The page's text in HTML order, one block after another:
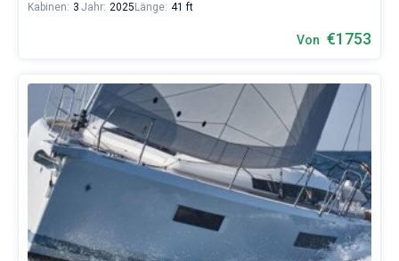
Kabinen: 3 Jahr: 2025 Länge: 41 ft
Von €1753